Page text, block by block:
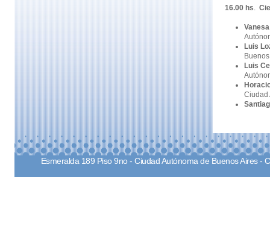
16.00 hs.
Luis
Luis
Ciudad
Esmeralda 189 Piso 9no - Ciudad Autónoma de Buenos Aires -